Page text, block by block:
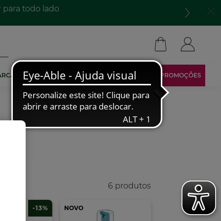
todo lado​
TORNA-TE AFILIADO ÁREA RESERVADA PROMOÇÕES
6 produtos
-13% NOVO